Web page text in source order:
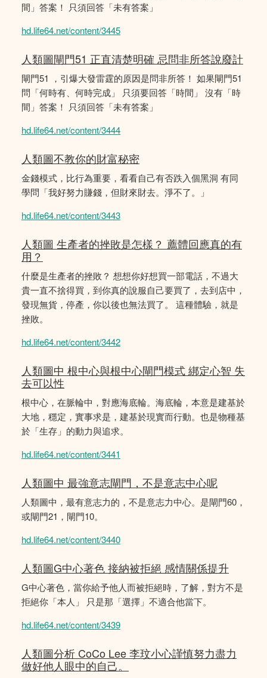
間」答案！ 只須回答「未有答案」
hd.life64.net/content/3445
人類圖閘門51 正直清楚明確 忌問非所答說廢計
閘門51 ，引爆大發雷霆的原因是問非所答！ 如果閘門51
問「何時有、何時完成」 只須要回答「時間」 沒有「時
間」答案！ 只須回答「未有答案」
hd.life64.net/content/3444
人類圖不教你的財富秘密
金錢模式，比行為重要，看看自己有否跌入個黑洞 有同
學問「我好努力賺錢，但財來財去。淨不了。」
hd.life64.net/content/3443
人類圖 生產者的挫敗是怎樣？ 薦體回應真的有
用？
什麼是生產者的挫敗？ 想想你好想買一部電話，不過大
貴一直不捨得買，到你真的說服自己要買了，去到店中，
發現無貨，停產，你以後也無法買了。 這種體驗，就是
挫敗。
hd.life64.net/content/3442
人類圖中 根中心與根中心閘門模式 綁定心智 失
去可以性
根中心，在脈輪中，對應海底輪。海底輪，本意是建基於
大地，穩定，實事求是，建基於現實而行動。也是物種基
於「生存」的動力與追求。
hd.life64.net/content/3441
人類圖中 最強意志閘門，不是意志中心呢
人類圖中，最有意志力的，不是意志力中心。是閘門60，
或閘門21，閘門10。
hd.life64.net/content/3440
人類圖G中心著色 接納被拒絕 感情關係提升
G中心著色，當你給予他人而被拒絕時，了解，對方不是
拒絕你「本人」 只是那「選擇」不適合他當下。
hd.life64.net/content/3439
人類圖分析 CoCo Lee 李玟小心謹慎努力盡力
做好他人眼中的自己。